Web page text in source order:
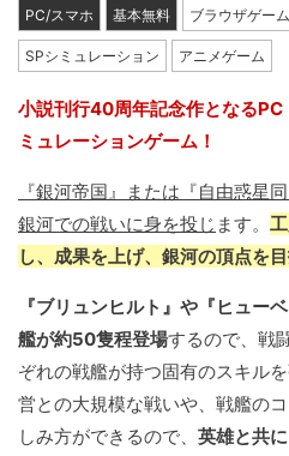
PC/スマホ 基本無料 ブラウザゲーム
SPシミュレーション アニメゲーム
小説刊行40周年記念作となる
ミュレーションゲーム！
『銀河帝国』または『自由惑星
銀河での戦いに身を投じ ます。
し、成果を上げ、銀河の頂点を
『ブリュンヒルト』や『ヒュー
艦が約50隻程登場するので、戦
ぞれの戦艦が持つ固有のスキル
営との大規模な戦いや、戦艦の
しみ方ができるので、 英雄と共